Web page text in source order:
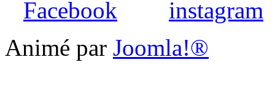
Animé par Joomla!®